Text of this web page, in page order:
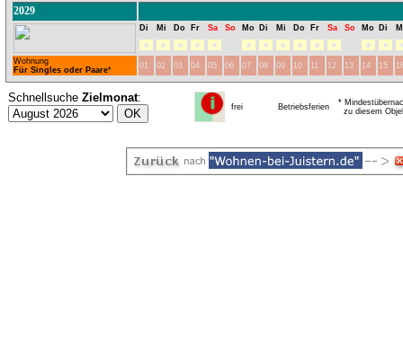
2029
Di Mi Do Fr Sa So Mo Di Mi Do Fr Sa So Mo Di
Wohnung
Für Singles oder Paare* 01 02 03 04 05 06 07 08 09 10 11 12 13 14 15
Schnellsuche Zielmonat:
frei Betriebsferien
*
zu diesem